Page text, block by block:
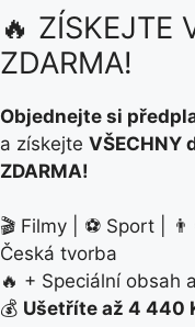
🔥 ZÍSKEJTE
ZDARMA!
Objednejte si
a získejte VŠECHNY
ZDARMA!
🎬 Filmy | ⚽ Sport |
Česká tvorba
🔥 + Speciální obsah
💰 Ušetříte až 4 440